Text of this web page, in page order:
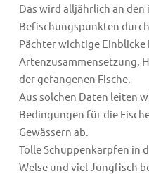
Das wird alljährlich an den
Befischungspunkten
Pächter wichtige
Artenzusammensetzung,
der gefangenen Fische.
Aus solchen Daten leiten
Bedingungen für die
Gewässern ab.
Tolle Schuppenkarpfen in
Welse und viel Jungfisch